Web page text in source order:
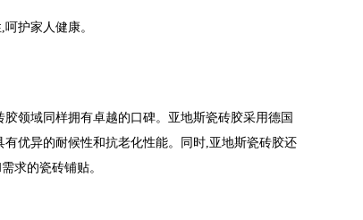
护家人健康。
领域同样拥有卓越的口碑。亚地斯瓷砖胶采用德国
优异的耐候性和抗老化性能。同时,亚地斯瓷砖胶还
求的瓷砖铺贴。